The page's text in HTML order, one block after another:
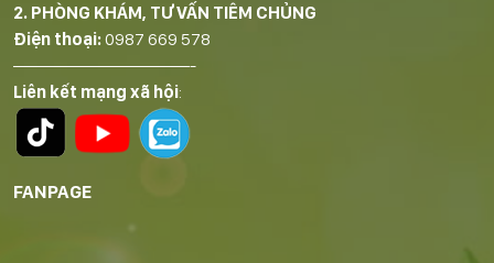
2. PHÒNG KHÁM, TƯ VẤN TIÊM CHỦNG
Điện thoại:0987 669 578
——————————-
Liên kết mạng xã hội:
FANPAGE